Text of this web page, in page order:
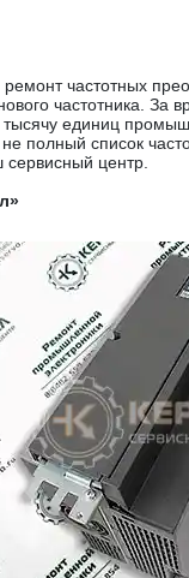
частотных
частотника. За
единиц
полный список
центр.